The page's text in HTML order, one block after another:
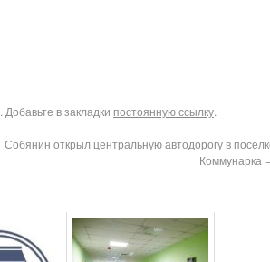
. Добавьте в закладки постоянную ссылку.
Собянин открыл центральную автодорогу в
Коммунарка